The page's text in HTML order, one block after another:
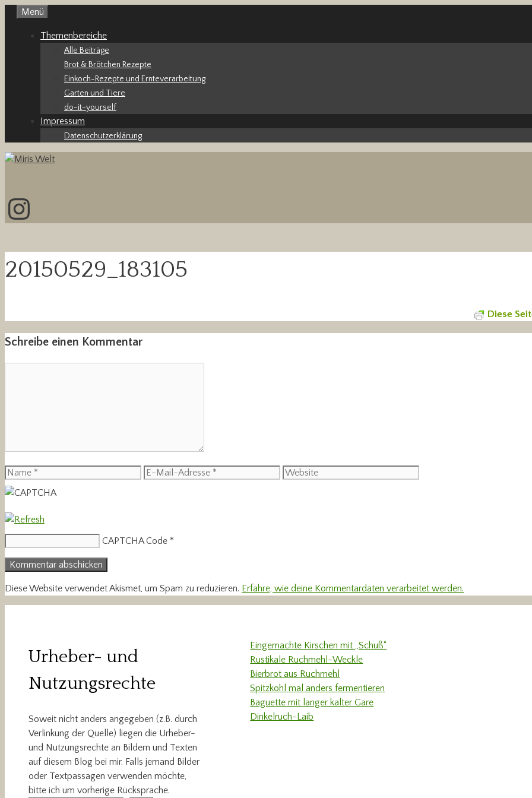
springen
Menü
Themenbereiche
Alle Beiträge
Brot & Brötchen Rezepte
Einkoch-Rezepte und Ernteverarbeitung
Garten und Tiere
do-it-yourself
Impressum
Datenschutzerklärung
Instagram
20150529_183105
Diese
Schreibe einen Kommentar
Name
E-
Website
CAPTCHA Code *
Diese Website verwendet Akismet, um Spam zu reduzieren. Erfahre, wie deine Kommentardaten verarbeitet werden.
Urheber- und
Nutzungsrechte
Soweit nicht anders angegeben (z.B. durch
Verlinkung der Quelle) liegen die Urheber-
und Nutzungsrechte an Bildern und Texten
auf diesem Blog bei mir. Falls jemand Bilder
oder Textpassagen verwenden möchte,
bitte ich um vorherige Rücksprache.
Eingemachte Kirschen mit „Schuß“
Rustikale Ruchmehl-Weckle
Bierbrot aus Ruchmehl
Spitzkohl mal anders fermentieren
Baguette mit langer kalter Gare
Dinkelruch-Laib